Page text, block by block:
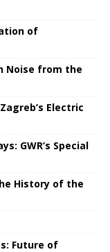
of
Noise from the
Electric
GWR’s Special
History of the
Future of